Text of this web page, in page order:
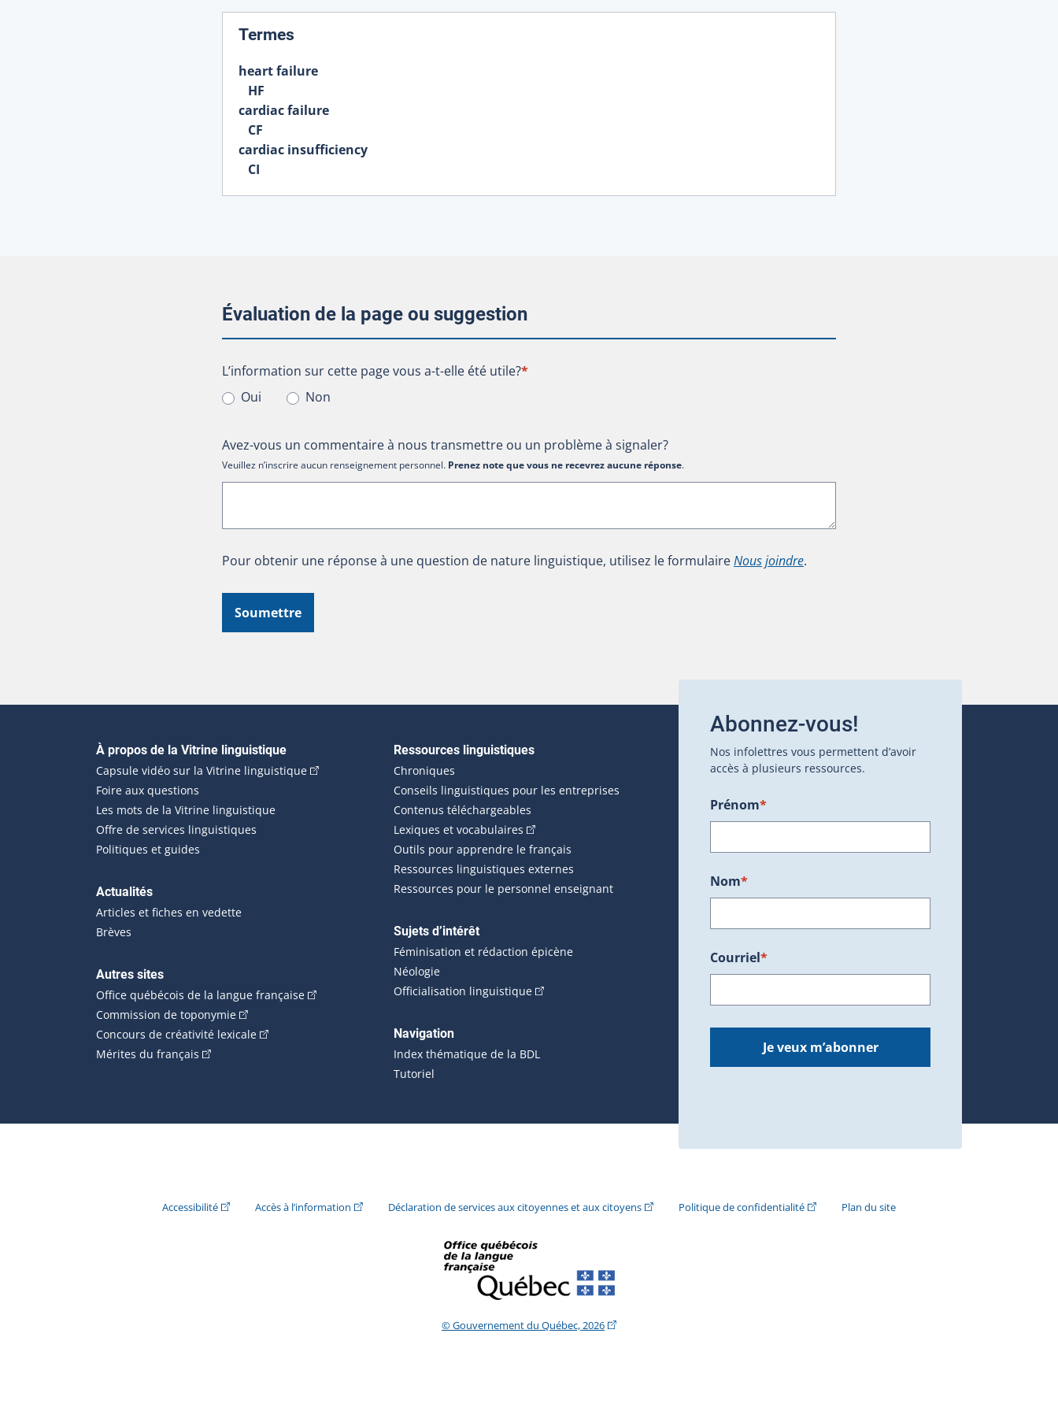
Termes
heart failure
HF
cardiac failure
CF
cardiac insufficiency
CI
Évaluation de la page ou suggestion
L’information sur cette page vous a-t-elle été utile?
L’information sur cette page vous a-t-elle été utile?*
Oui
Non
Avez-vous un commentaire à nous transmettre ou un problème à signaler?
Veuillez n’inscrire aucun renseignement personnel. Prenez note que vous ne recevrez aucune réponse.
Pour obtenir une réponse à une question de nature linguistique, utilisez le formulaireNous joindre.
Soumettre
Navigation principale
À propos de la Vitrine linguistique
Capsule vidéo sur la Vitrine linguistique(Cet hyperlien externe s'ouvrira dans une nouvelle fenêtre.)
Foire aux questions
Les mots de la Vitrine linguistique
Offre de services linguistiques
Politiques et guides
Actualités
Articles et fiches en vedette
Brèves
Autres sites
Office québécois de la langue française(Cet hyperlien externe s'ouvrira dans une nouvelle fenêtre.)
Commission de toponymie(Cet hyperlien externe s'ouvrira dans une nouvelle fenêtre.)
Concours de créativité lexicale(Cet hyperlien externe s'ouvrira dans une nouvelle fenêtre.)
Mérites du français (Cet hyperlien externe s'ouvrira dans une nouvelle fenêtre.)
Ressources linguistiques
Chroniques
Conseils linguistiques pour les entreprises
Contenus téléchargeables
Lexiques et vocabulaires (Cet hyperlien externe s'ouvrira dans une nouvelle fenêtre.)
Outils pour apprendre le français
Ressources linguistiques externes
Ressources pour le personnel enseignant
Sujets d’intérêt
Féminisation et rédaction épicène
Néologie
Officialisation linguistique(Cet hyperlien externe s'ouvrira dans une nouvelle fenêtre.)
Navigation
Index thématique de la BDL
Tutoriel
Abonnez-vous!
Nos infolettres vous permettent d’avoir
accès à plusieurs ressources.
Prénom*
Nom*
Courriel*
Je veux m’abonner
Accessibilité(Cet hyperlien externe s'ouvrira dans une nouvelle fenêtre.)
Accès à l’information (Cet hyperlien externe s'ouvrira dans une nouvelle fenêtre.)
Déclaration de services aux citoyennes et aux citoyens(Cet hyperlien externe s'ouvrira dans une nouvelle fenêtre.)
Politique de confidentialité(Cet hyperlien externe s'ouvrira dans une nouvelle
Plan du site
© Gouvernement du Québec, 2026(Cet hyperlien externe s'ouvrira dans une nouvelle fenêtre.)